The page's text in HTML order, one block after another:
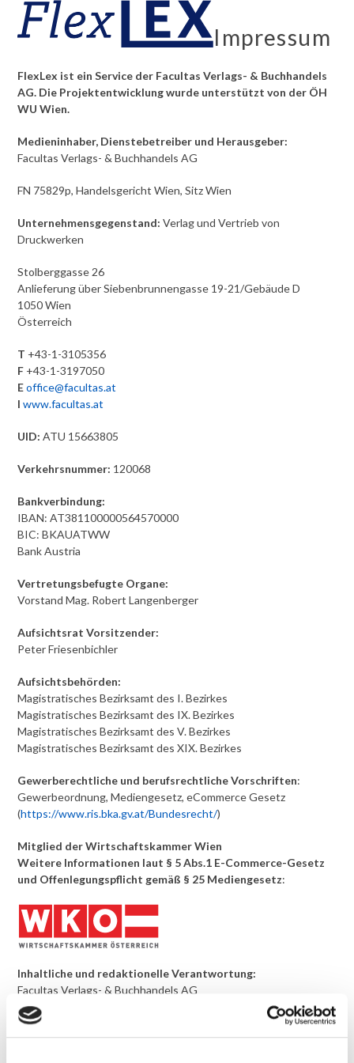
content
Open
mobile
Close
mobile
Impressum
FlexLex ist ein Service der Facultas Verlags- & Buchhandels
AG. Die Projektentwicklung wurde unterstützt von der ÖH
WU Wien.
Medieninhaber, Dienstebetreiber und Herausgeber:
Facultas Verlags- & Buchhandels AG
FN 75829p, Handelsgericht Wien, Sitz Wien
Unternehmensgegenstand: Verlag und Vertrieb von
Druckwerken
Stolberggasse 26
Anlieferung über Siebenbrunnengasse 19-21/Gebäude D
1050 Wien
Österreich
T +43-1-3105356
F +43-1-3197050
E office@facultas.at
I www.facultas.at
UID: ATU 15663805
Verkehrsnummer: 120068
Bankverbindung:
IBAN: AT381100000564570000
BIC: BKAUATWW
Bank Austria
Vertretungsbefugte Organe:
Vorstand Mag. Robert Langenberger
Aufsichtsrat Vorsitzender:
Peter Friesenbichler
Aufsichtsbehörden:
Magistratisches Bezirksamt des I. Bezirkes
Magistratisches Bezirksamt des IX. Bezirkes
Magistratisches Bezirksamt des V. Bezirkes
Magistratisches Bezirksamt des XIX. Bezirkes
Gewerberechtliche und berufsrechtliche Vorschriften:
Gewerbeordnung, Mediengesetz, eCommerce Gesetz
(https://www.ris.bka.gv.at/Bundesrecht/)
Mitglied der Wirtschaftskammer Wien
Weitere Informationen laut § 5 Abs.1 E-Commerce-Gesetz
und Offenlegungspflicht gemäß § 25 Mediengesetz:
Inhaltliche und redaktionelle Verantwortung:
Facultas Verlags- & Buchhandels AG
Gesellschafter der Facultas Verlags- & Buchhandels AG
samt Angaben zu den Beteiligungs-, Anteils- und